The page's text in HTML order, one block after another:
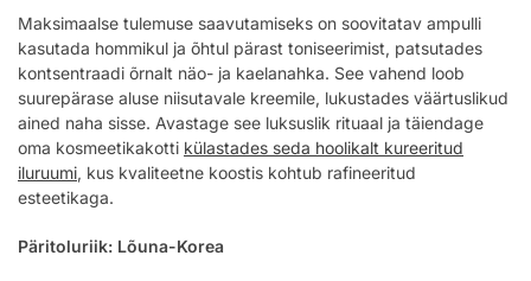
Maksimaalse tulemuse saavutamiseks on soovitatav ampulli
kasutada hommikul ja õhtul pärast toniseerimist, patsutades
kontsentraadi õrnalt näo- ja kaelanahka. See vahend loob
suurepärase aluse niisutavale kreemile, lukustades väärtuslikud
ained naha sisse. Avastage see luksuslik rituaal ja täiendage
oma kosmeetikakotti külastades seda hoolikalt kureeritud
iluruumi, kus kvaliteetne koostis kohtub rafineeritud
esteetikaga.
Päritoluriik: Lõuna-Korea